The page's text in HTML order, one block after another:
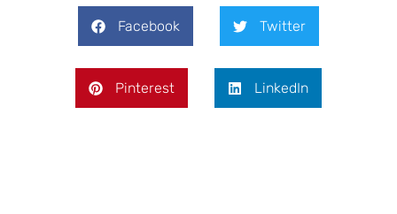
Facebook Twitter
Pinterest LinkedIn